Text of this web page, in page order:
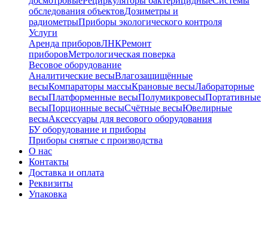
обследования объектовДозиметры и
радиометрыПриборы экологического контроля
Услуги
Аренда приборовЛНКРемонт
приборовМетрологическая поверка
Весовое оборудование
Аналитические весыВлагозащищённые
весыКомпараторы массыКрановые весыЛабораторные
весыПлатформенные весыПолумикровесыПортативные
весыПорционные весыСчётные весыЮвелирные
весыАксессуары для весового оборудования
БУ оборудование и приборы
Приборы снятые с производства
О нас
Контакты
Доставка и оплата
Реквизиты
Упаковка